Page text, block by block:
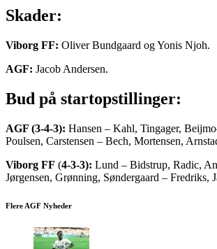
Skader:
Viborg FF: Oliver Bundgaard og Yonis Njoh.
AGF: Jacob Andersen.
Bud på startopstillinger:
AGF (3-4-3): Hansen – Kahl, Tingager,
Poulsen, Carstensen – Bech, Mortensen,
Viborg FF (4-3-3): Lund – Bidstrup, Radic,
Jørgensen, Grønning, Søndergaard – Fredriks,
Flere AGF Nyheder